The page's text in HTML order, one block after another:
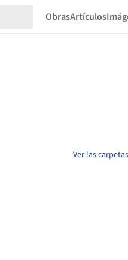
ObrasArtículos
Ver las